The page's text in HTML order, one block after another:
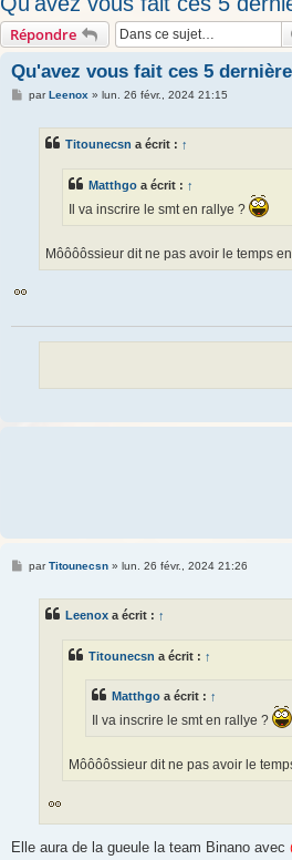
Répondre
Qu'avez vous fait ces 5
MparLeenox » lun. 26 févr., 2024 21:15
Titounecsn a écrit : ↑
Matthgo a écrit : ↑
Il va inscrire le smt en rallye ?
Môôôôssieur dit ne pas avoir le temps
MparTitounecsn» lun. 26 févr., 2024 21:26
Leenox a écrit : ↑
Titounecsn a écrit : ↑
Matthgo a écrit : ↑
Il va inscrire le smt en rallye ?
Môôôôssieur dit ne pas avoir le
Elle aura de la gueule la team Binano avec